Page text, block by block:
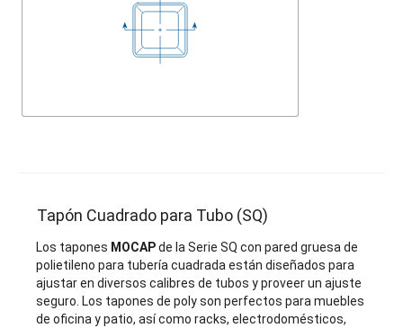
Tapón Cuadrado para Tubo (SQ)
Los tapones MOCAPde la Serie SQ con pared gruesa de
polietileno para tubería cuadrada están diseñados para
ajustar en diversos calibres de tubos y proveer un ajuste
seguro. Los tapones de poly son perfectos para muebles
de oficina y patio, así como racks, electrodomésticos,